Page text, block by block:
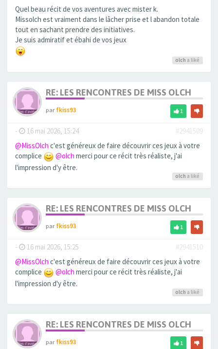
Quel beau récit de vos aventures avec mister k.
Missolch est vraiment dans le lâcher prise et l abandon totale
tout en sachant prendre des initiatives.
Je suis admiratif et ébahi de vos jeux
olch a liké
RE: LES RENCONTRES DE MISS OLCH
parfkiss93 1
- 16 mai 2026, 15:24
#2941509
@MissOlch c'est généreux de faire découvrir ces jeux à votre
complice
@olch merci pour ce récit très réaliste, j'ai
l'impression d'y être.
olch a liké
RE: LES RENCONTRES DE MISS OLCH
parfkiss93 1
- 16 mai 2026, 15:25
#2941510
@MissOlch c'est généreux de faire découvrir ces jeux à votre
complice
@olch merci pour ce récit très réaliste, j'ai
l'impression d'y être.
olch a liké
RE: LES RENCONTRES DE MISS OLCH
parfkiss93 1